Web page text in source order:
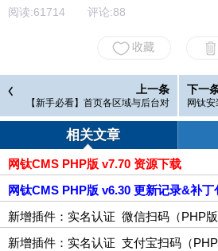
阅读:61714 评论:88
上一条
【新手必看】首页各区域与后台对
应功能
下一
网钛
相关文章
网钛CMS PHP版 v7.70 资源下载
网钛CMS PHP版 v6.30 更新记录&补丁
新增插件：实名认证_微信扫码（PHP版
新增插件：实名认证_支付宝扫码（PHP